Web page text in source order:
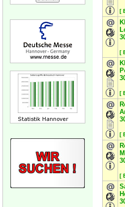
[
[
[
[
[